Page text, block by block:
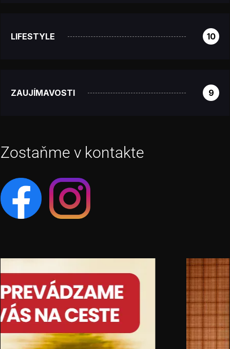
LIFESTYLE 10
ZAUJÍMAVOSTI 9
Zostaňme v kontakte